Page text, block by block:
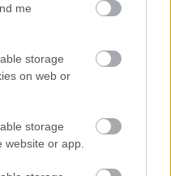
me
storage
on web or
storage
website or app.
VÍZGYŰJTŐJÉRE